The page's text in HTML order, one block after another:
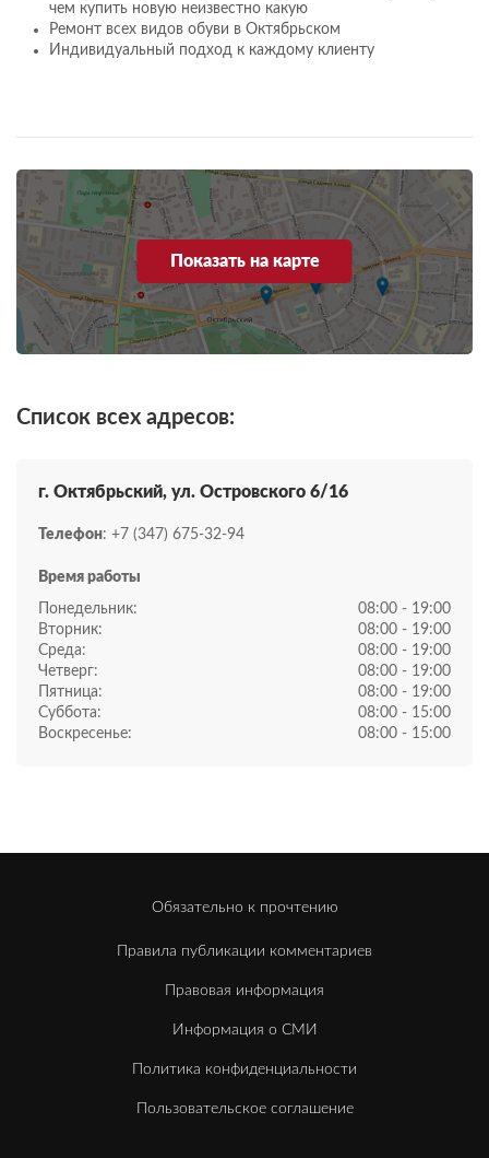
чем купить новую неизвестно какую
Ремонт всех видов обуви в Октябрьском
Индивидуальный подход к каждому клиенту
Показать на карте
Список всех адресов:
г. Октябрьский, ул. Островского 6/16
Телефон: +7 (347) 675-32-94
Время работы
Понедельник:
08:00 - 19:00
Вторник:
08:00 - 19:00
Среда:
08:00 - 19:00
Четверг:
08:00 - 19:00
Пятница:
08:00 - 19:00
Суббота:
08:00 - 15:00
Воскресенье:
08:00 - 15:00
Обязательно к прочтению
Правила публикации комментариев
Правовая информация
Информация о СМИ
Политика конфиденциальности
Пользовательское соглашение